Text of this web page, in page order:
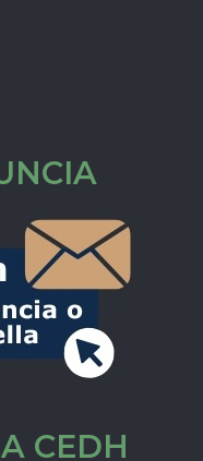
CEDH